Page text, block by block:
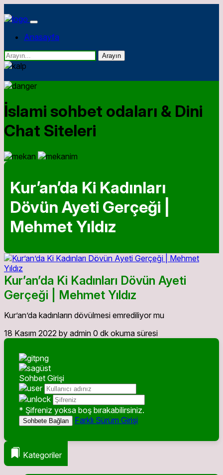
Anasayfa
Arayın
İslami sohbet odaları & Dini
Chat Siteleri
Kur’an’da Ki Kadınları
Dövün Ayeti Gerçeği |
Mehmet Yıldız
Kur’an’da Ki Kadınları Dövün Ayeti
Gerçeği | Mehmet Yıldız
Kur’an’da kadınların dövülmesi emrediliyor mu
18 Kasım 2022 by admin 0 dk okuma süresi
Sohbet Girişi
* Şifreniz yoksa boş bırakabilirsiniz.
Sohbete Bağlan Farklı Sürüm Girişi
Kategoriler